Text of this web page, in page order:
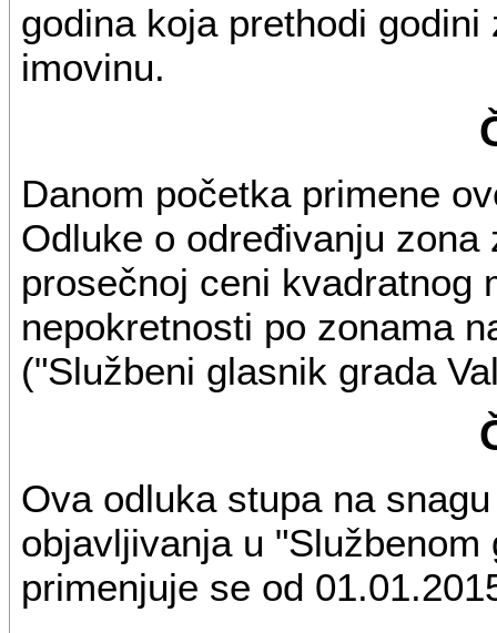
godina koja prethodi
imovinu.
Danom početka primene
Odluke o određivanju
prosečnoj ceni kvadratnog
nepokretnosti po zonama
("Službeni glasnik grada
Ova odluka stupa na
objavljivanja u
primenjuje se od